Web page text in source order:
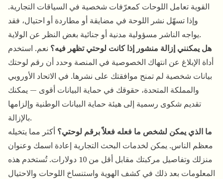
القوية تعامل اللوحات كمعرّفات شخصية في السياقات التجارية.
وإذا تسهّل نشر اللوحة في مضايقة أو مطاردة أو احتيال، فقد
يواجه الناشر مسؤولية مدنية أو جنائية بغض النظر عن الولاية.
هل يمكنني إزالة منشور إذا كانت لوحتي تظهر فيه؟ نعم. استخدم
أداة الإبلاغ عن انتهاك الخصوصية في المنصة وحدد أن رقم لوحتك
بيانات شخصية لم تمنح موافقتك على نشرها. في الاتحاد الأوروبي
والمملكة المتحدة، حقوقك في حماية البيانات أقوى — يمكنك
تقديم شكوى رسمية إلى هيئة حماية البيانات الوطنية وإلزامها
بالإزالة.
ما الذي يمكن لشخص ما فعله فعلاً برقم لوحتي؟ أكثر مما يتخيله
معظم الناس. يمكن لخدمات البحث التجارية إعادة اسمك وعنوان
منزلك وتفاصيل مركبتك مقابل أقل من 10 دولارات. تُستخدم هذه
المعلومات بعد ذلك في كشف الهوية واستنساخ اللوحات والاحتيال